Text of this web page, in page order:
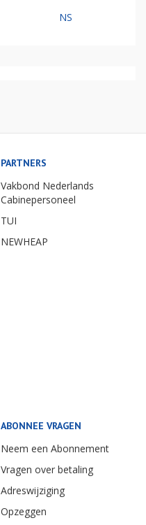
NS
PARTNERS
Vakbond Nederlands
Cabinepersoneel
TUI
NEWHEAP
ABONNEE VRAGEN
Neem een Abonnement
Vragen over betaling
Adreswijziging
Opzeggen